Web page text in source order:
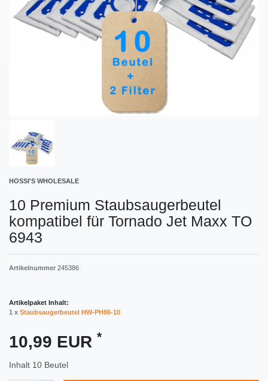
HOSSI'S WHOLESALE
10 Premium Staubsaugerbeutel
kompatibel für Tornado Jet Maxx TO
6943
Artikelnummer 245386
Artikelpaket Inhalt:
1 x Staubsaugerbeutel HW-PH86-10
10,99 EUR *
Inhalt 10 Beutel